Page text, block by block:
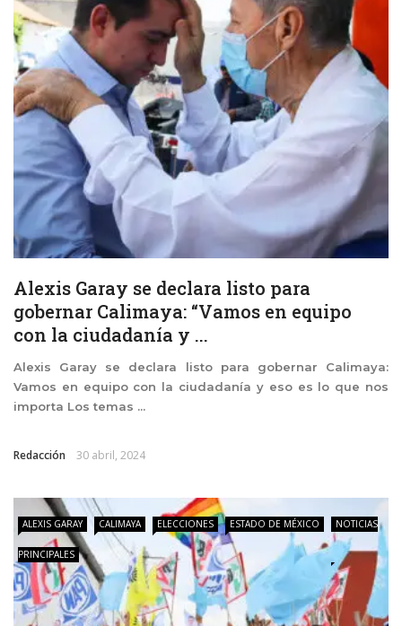
Alexis Garay se declara listo para
gobernar Calimaya: “Vamos en equipo
con la ciudadanía y ...
Alexis Garay se declara listo para gobernar Calimaya:
Vamos en equipo con la ciudadanía y eso es lo que nos
importa Los temas ...
Redacción 30 abril, 2024
ALEXIS GARAY CALIMAYA ELECCIONES ESTADO DE MÉXICO NOTICIAS
PRINCIPALES